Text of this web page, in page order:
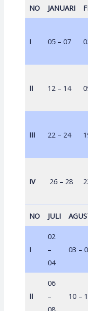
NO JANUARI
I 05 – 07
II 12 – 14
III 22 – 24
IV 26 – 28
NO JULI
I
02
–
04
03 –
II
06
–
10 –